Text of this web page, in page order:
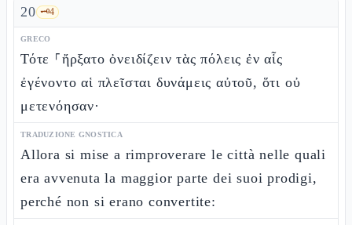
20 🗝️4
GRECO
Τότε ⸀ἤρξατο ὀνειδίζειν τὰς πόλεις ἐν αἷς
ἐγένοντο αἱ πλεῖσται δυνάμεις αὐτοῦ, ὅτι οὐ
μετενόησαν·
TRADUZIONE GNOSTICA
Allora si mise a rimproverare le città nelle quali
era avvenuta la maggior parte dei suoi prodigi,
perché non si erano convertite: